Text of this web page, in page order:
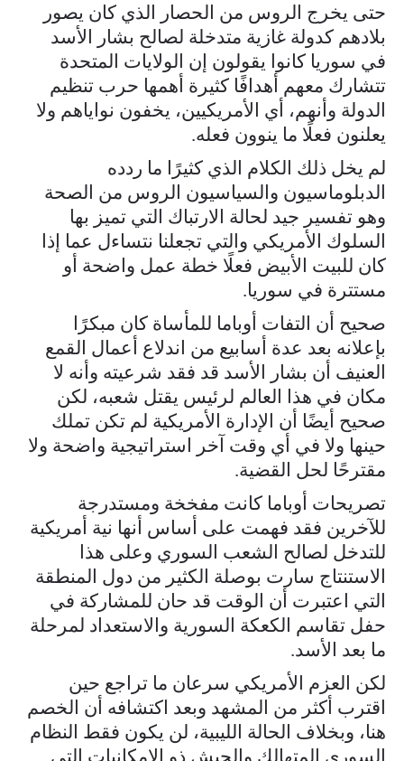
حتى يخرج الروس من الحصار الذي كان يصور
بلادهم كدولة غازية متدخلة لصالح بشار الأسد
في سوريا كانوا يقولون إن الولايات المتحدة
تتشارك معهم أهدافًا كثيرة أهمها حرب تنظيم
الدولة وأنهم، أي الأمريكيين، يخفون نواياهم ولا
يعلنون فعلًا ما ينوون فعله.
لم يخل ذلك الكلام الذي كثيرًا ما ردده
الدبلوماسيون والسياسيون الروس من الصحة
وهو تفسير جيد لحالة الارتباك التي تميز بها
السلوك الأمريكي والتي تجعلنا نتساءل عما إذا
كان للبيت الأبيض فعلًا خطة عمل واضحة أو
مستترة في سوريا.
صحيح أن التفات أوباما للمأساة كان مبكرًا
بإعلانه بعد عدة أسابيع من اندلاع أعمال القمع
العنيف أن بشار الأسد قد فقد شرعيته وأنه لا
مكان في هذا العالم لرئيس يقتل شعبه، لكن
صحيح أيضًا أن الإدارة الأمريكية لم تكن تملك
حينها ولا في أي وقت آخر استراتيجية واضحة ولا
مقترحًا لحل القضية.
تصريحات أوباما كانت مفخخة ومستدرجة
للآخرين فقد فهمت على أساس أنها نية أمريكية
للتدخل لصالح الشعب السوري وعلى هذا
الاستنتاج سارت بوصلة الكثير من دول المنطقة
التي اعتبرت أن الوقت قد حان للمشاركة في
حفل تقاسم الكعكة السورية والاستعداد لمرحلة
ما بعد الأسد.
لكن العزم الأمريكي سرعان ما تراجع حين
اقترب أكثر من المشهد وبعد اكتشافه أن الخصم
هنا، وبخلاف الحالة الليبية، لن يكون فقط النظام
السوري المتهالك والجيش ذو الامكانيات التي